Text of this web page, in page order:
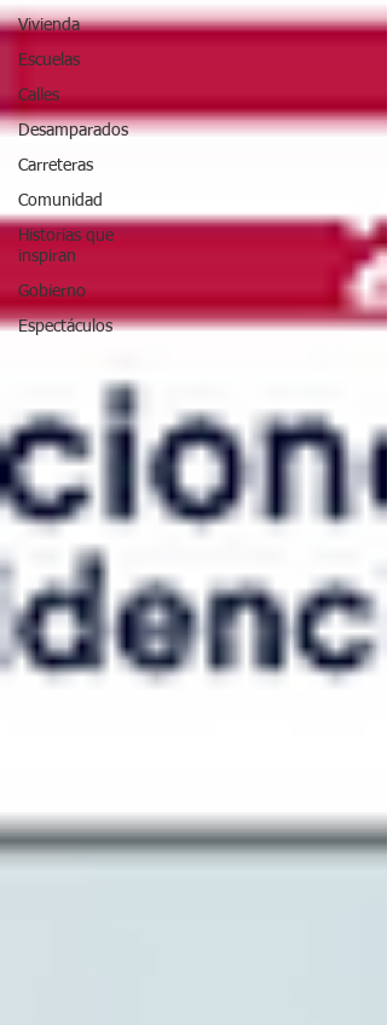
Vivienda
Escuelas
Calles
Desamparados
Carreteras
Comunidad
Historias que
inspiran
Gobierno
Espectáculos